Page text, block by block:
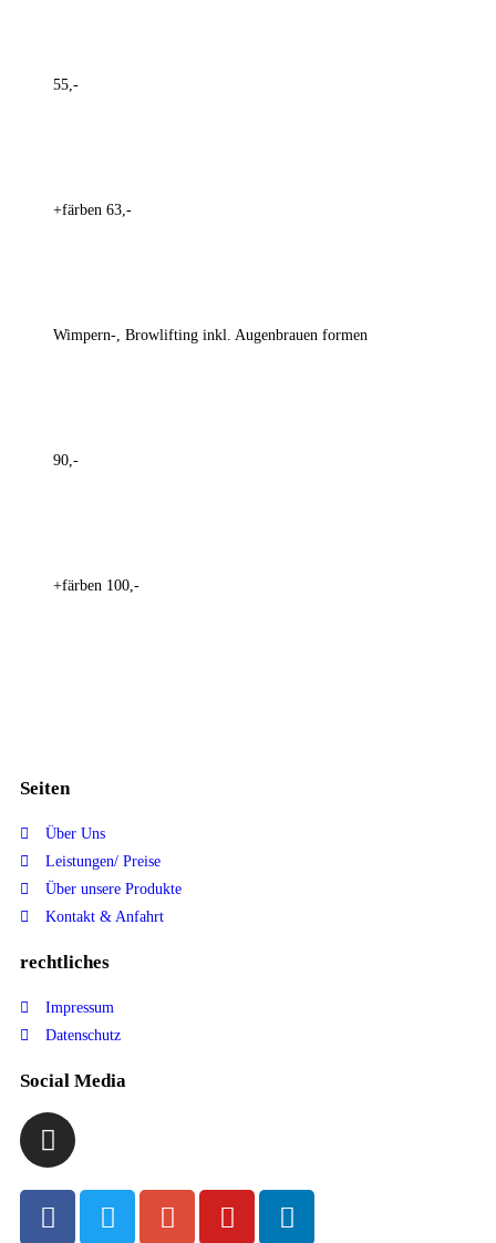
55,-
+färben 63,-
Wimpern-, Browlifting inkl. Augenbrauen formen
90,-
+färben 100,-
Seiten
Über Uns
Leistungen/ Preise
Über unsere Produkte
Kontakt & Anfahrt
rechtliches
Impressum
Datenschutz
Social Media